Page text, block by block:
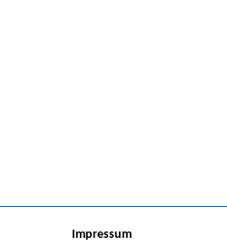
Impressum